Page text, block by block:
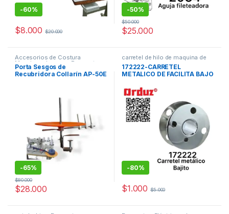
-60%
$8.000 $20.000
-50%
$25.000
$50.000
Accesorios de Costura
Maquinas de coser Repuestos
Mecánicos,Repuestos para
Recubridoras Industriales
Porta Sesgos de
Recubridora Collarín AP-50E
-65%
$28.000
$80.000
carretel de hilo de maquina de
coser
172222-CARRETEL
METALICO DE FACILITA BAJO
ZZ
-80%
$1.000 $5.000